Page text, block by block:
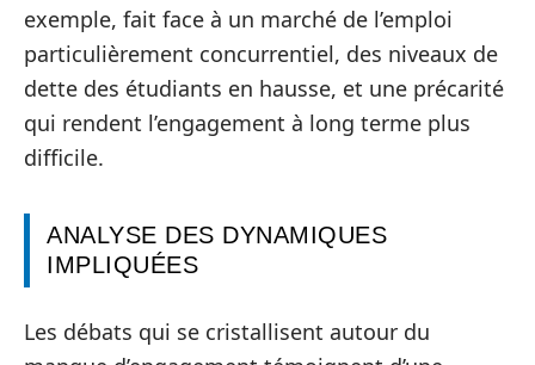
exemple, fait face à un marché de l’emploi
particulièrement concurrentiel, des niveaux de
dette des étudiants en hausse, et une précarité
qui rendent l’engagement à long terme plus
difficile.
ANALYSE DES DYNAMIQUES
IMPLIQUÉES
Les débats qui se cristallisent autour du